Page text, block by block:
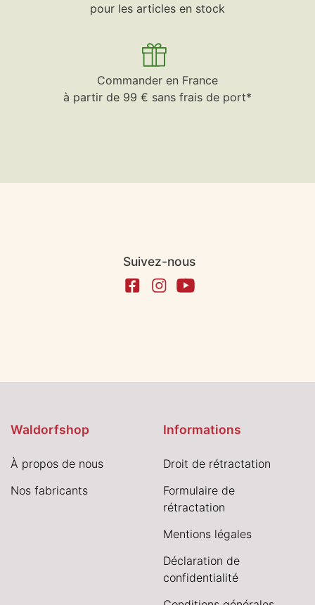
pour les articles en stock
Commander en France
à partir de 99 € sans frais de port*
Suivez-nous
Waldorfshop
À propos de nous
Nos fabricants
Informations
Droit de rétractation
Formulaire de
rétractation
Mentions légales
Déclaration de
confidentialité